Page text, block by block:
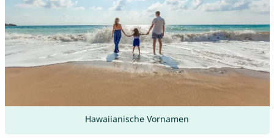
Hawaiianische Vornamen